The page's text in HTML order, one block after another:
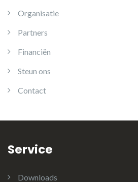
Organisatie
Partners
Financiën
Steun ons
Contact
Service
Downloads